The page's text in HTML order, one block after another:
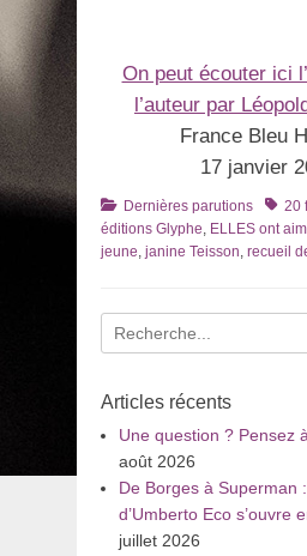
On peut écouter ici
l’auteur par
France Bleu
17 janvier
Catégories
Dernières parutions Tags
20
éditions Glyphe, ELLES ont
jeune, janine Teisson, recueil
Recherche
pour
Articles récents
Une question ? Pensez
août 2026
De Borges à Superman
d’Umberto Eco s’ouvre
juillet 2026